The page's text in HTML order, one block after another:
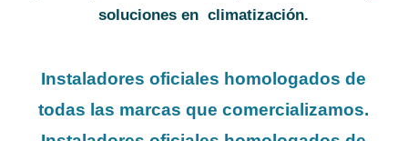
soluciones en climatización.
Instaladores oficiales homologados de
todas las marcas que comercializamos.